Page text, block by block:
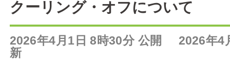
各課情報
事業者の方へ
クーリング・オフについて
2026年4月1日 8時30分 公開 2026年4
新